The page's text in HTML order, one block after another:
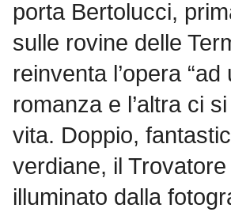
porta Bertolucci,
sulle rovine delle
reinventa l’opera
romanza e l’altra ci
vita. Doppio,
verdiane, il
illuminato dalla